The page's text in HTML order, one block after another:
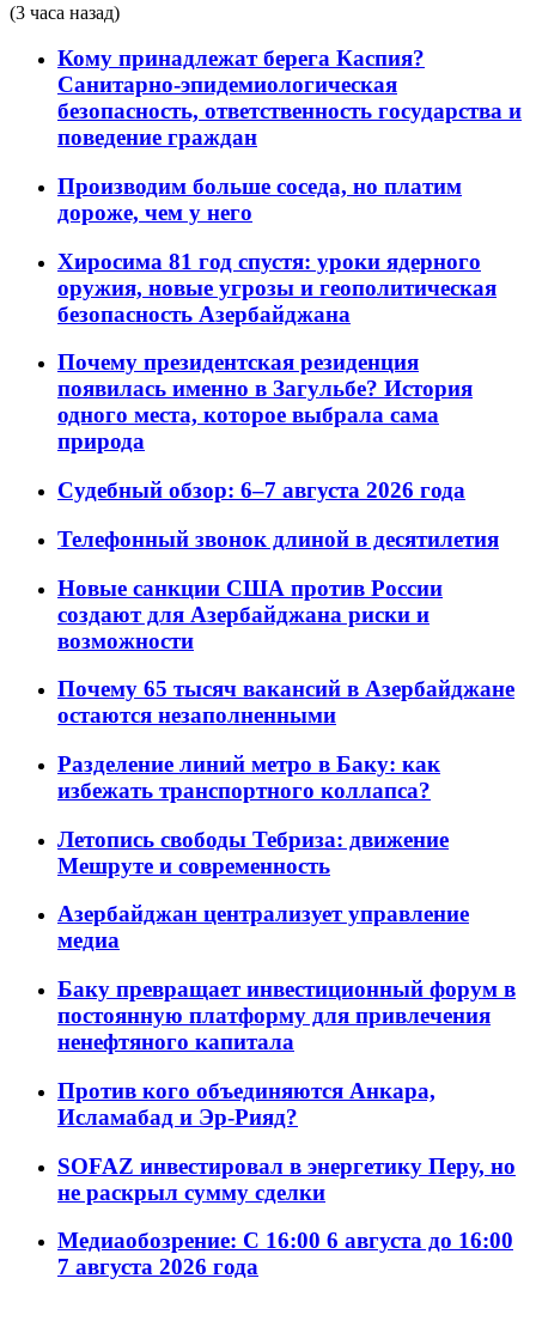
(3 часа назад)
Кому принадлежат берега Каспия?
Санитарно-эпидемиологическая
безопасность, ответственность государства и
поведение граждан
Производим больше соседа, но платим
дороже, чем у него
Хиросима 81 год спустя: уроки ядерного
оружия, новые угрозы и геополитическая
безопасность Азербайджана
Почему президентская резиденция
появилась именно в Загульбе? История
одного места, которое выбрала сама
природа
Судебный обзор: 6–7 августа 2026 года
Телефонный звонок длиной в десятилетия
Новые санкции США против России
создают для Азербайджана риски и
возможности
Почему 65 тысяч вакансий в Азербайджане
остаются незаполненными
Разделение линий метро в Баку: как
избежать транспортного коллапса?
Летопись свободы Тебриза: движение
Мешруте и современность
Азербайджан централизует управление
медиа
Баку превращает инвестиционный форум в
постоянную платформу для привлечения
ненефтяного капитала
Против кого объединяются Анкара,
Исламабад и Эр-Рияд?
SOFAZ инвестировал в энергетику Перу, но
не раскрыл сумму сделки
Медиаобозрение: С 16:00 6 августа до 16:00
7 августа 2026 года